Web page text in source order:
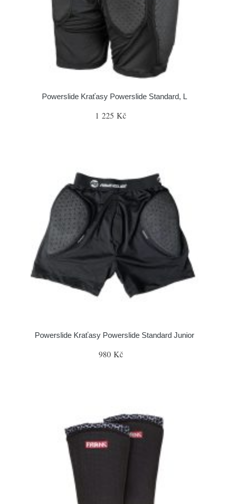
Powerslide Kraťasy Powerslide Standard, L
1 225 Kč
Powerslide Kraťasy Powerslide Standard Junior
980 Kč